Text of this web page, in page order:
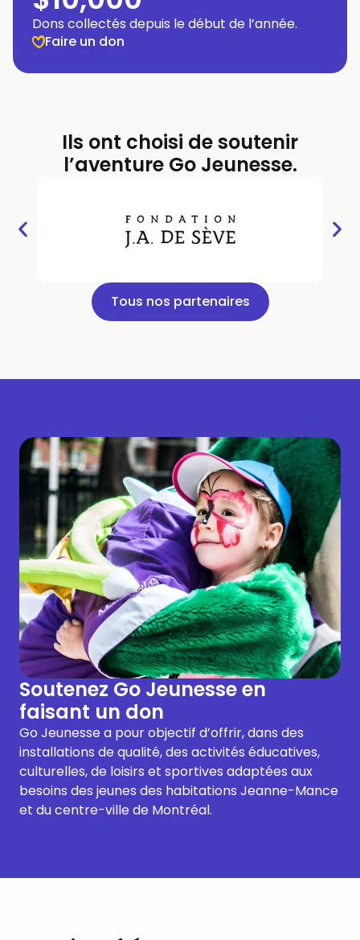
Dons collectés depuis le début de l’année.
Faire un don
Ils ont choisi de soutenir
l’aventure Go Jeunesse.
Tous nos partenaires
Soutenez Go Jeunesse en
faisant un don
Go Jeunesse a pour objectif d’offrir, dans des
installations de qualité, des activités éducatives,
culturelles, de loisirs et sportives adaptées aux
besoins des jeunes des habitations Jeanne-Mance
et du centre-ville de Montréal.